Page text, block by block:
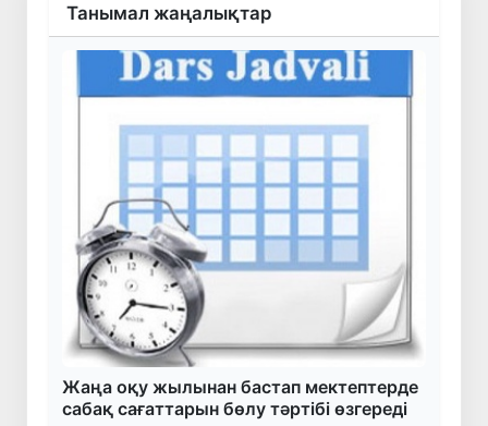
Танымал жаңалықтар
Жаңа оқу жылынан бастап мектептерде
сабақ сағаттарын бөлу тәртібі өзгереді